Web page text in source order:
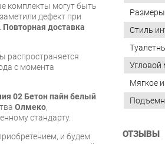
комплекты могут быть
дефект при
Повторная доставка
распространяется
с момента
02 Бетон пайн белый
Олмеко,
стандарту.
и будем
Размеры
Стиль
Угловой
Мягкое
ОТЗЫВЫ